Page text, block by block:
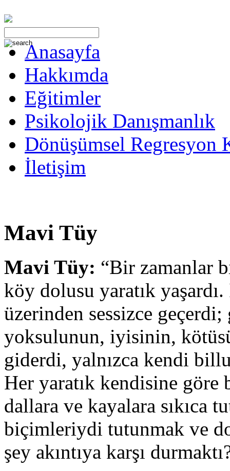
Anasayfa
Hakkımda
Eğitimler
Psikolojik Danışmanlık
Dönüşümsel Regresyon
İletişim
Mavi Tüy
Mavi Tüy: “Bir zamanlar
köy dolusu yaratık yaşardı.
üzerinden sessizce
yoksulunun, iyisinin,
giderdi, yalnızca kendi
Her yaratık kendisine
dallara ve kayalara sıkıca
biçimleriydi tutunmak ve
şey akıntıya karşı